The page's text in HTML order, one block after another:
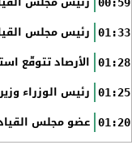
01:33 رئيس مجلس
01:28 الأرصاد تتوقّع
01:25 رئيس الوزراء
01:20 عضو مجلس